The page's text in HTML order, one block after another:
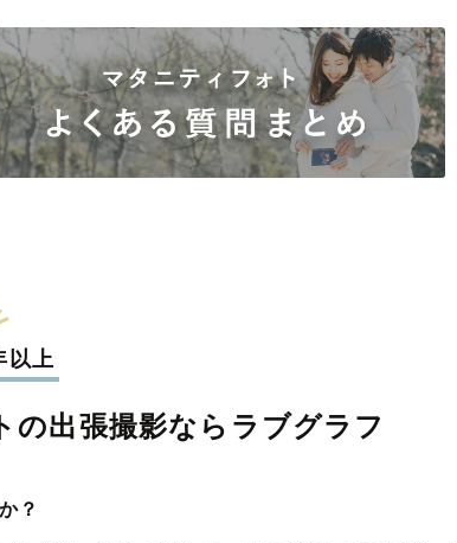
以上
の出張撮影なら ラブグラフ
？